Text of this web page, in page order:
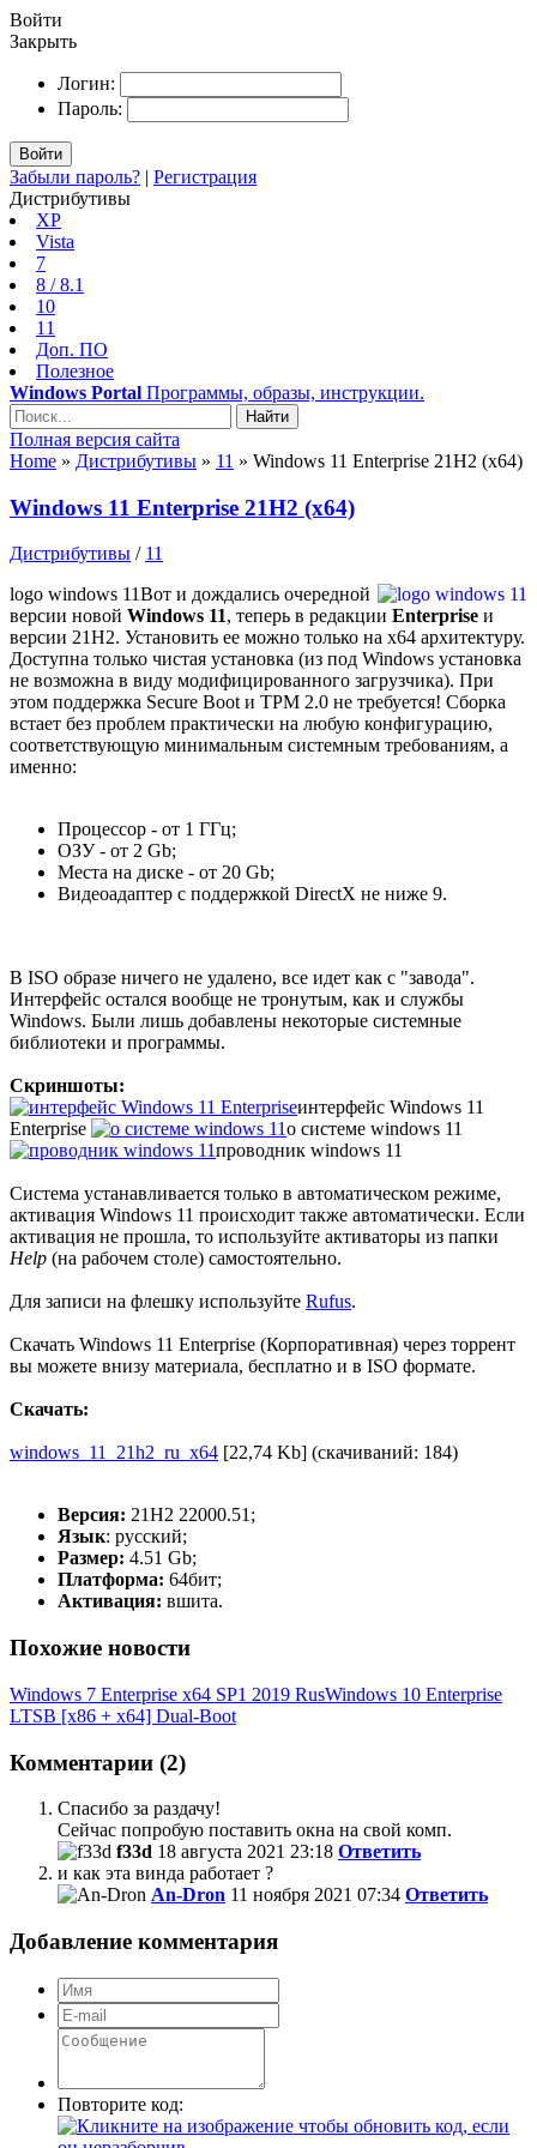
Войти
Закрыть
Логин:
Пароль:
Войти
Забыли пароль? | Регистрация
Дистрибутивы
XP
Vista
7
8 / 8.1
10
11
Доп. ПО
Полезное
Windows Portal Программы, образы, инструкции.
Найти
Полная версия сайта
Home » Дистрибутивы » 11 » Windows 11 Enterprise 21H2 (x64)
Windows 11 Enterprise 21H2 (x64)
Дистрибутивы / 11
logo windows 11Вот и дождались очередной
версии новой Windows 11, теперь в редакции Enterprise и
версии 21H2. Установить ее можно только на x64 архитектуру.
Доступна только чистая установка (из под Windows установка
не возможна в виду модифицированного загрузчика). При
этом поддержка Secure Boot и TPM 2.0 не требуется! Сборка
встает без проблем практически на любую конфигурацию,
соответствующую минимальным системным требованиям, а
именно:
Процессор - от 1 ГГц;
ОЗУ - от 2 Gb;
Места на диске - от 20 Gb;
Видеоадаптер с поддержкой DirectX не ниже 9.
В ISO образе ничего не удалено, все идет как с "завода".
Интерфейс остался вообще не тронутым, как и службы
Windows. Были лишь добавлены некоторые системные
библиотеки и программы.
Скриншоты:
интерфейс Windows 11
Enterprise
о системе windows 11
проводник windows 11
Система устанавливается только в автоматическом режиме,
активация Windows 11 происходит также автоматически. Если
активация не прошла, то используйте активаторы из папки
Help (на рабочем столе) самостоятельно.
Для записи на флешку используйте Rufus.
Скачать Windows 11 Enterprise (Корпоративная) через торрент
вы можете внизу материала, бесплатно и в ISO формате.
Скачать:
windows_11_21h2_ru_x64 [22,74 Kb] (cкачиваний: 184)
Версия: 21H2 22000.51;
Язык: русский;
Размер: 4.51 Gb;
Платформа: 64бит;
Активация: вшита.
Похожие новости
Windows 7 Enterprise x64 SP1 2019 RusWindows 10 Enterprise
LTSB [x86 + x64] Dual-Boot
Комментарии (2)
Спасибо за раздачу!
Сейчас попробую поставить окна на свой комп.
f33d 18 августа 2021 23:18 Ответить
и как эта винда работает ?
An-Dron 11 ноября 2021 07:34 Ответить
Добавление комментария
Повторите код: